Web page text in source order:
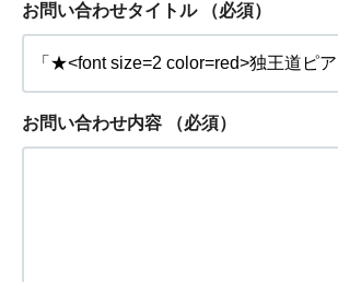
お問い合わせタイトル （必須）
お問い合わせ内容 （必須）